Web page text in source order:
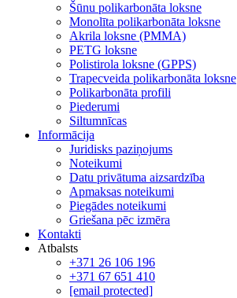
Šūnu polikarbonāta loksne
Monolīta polikarbonāta loksne
Akrila loksne (PMMA)
PETG loksne
Polistirola loksne (GPPS)
Trapecveida polikarbonāta loksne
Polikarbonāta profili
Piederumi
Siltumnīcas
Informācija
Juridisks paziņojums
Noteikumi
Datu privātuma aizsardzība
Apmaksas noteikumi
Piegādes noteikumi
Griešana pēc izmēra
Kontakti
Atbalsts
+371 26 106 196
+371 67 651 410
[email protected]